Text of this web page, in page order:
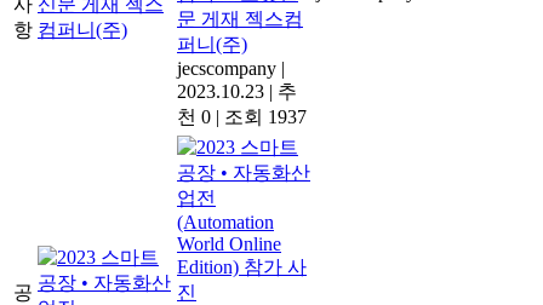
사
항
문 게재 젝스컴
퍼니(주)
jecscompany |
2023.10.23 | 추
천 0 | 조회 1937
공